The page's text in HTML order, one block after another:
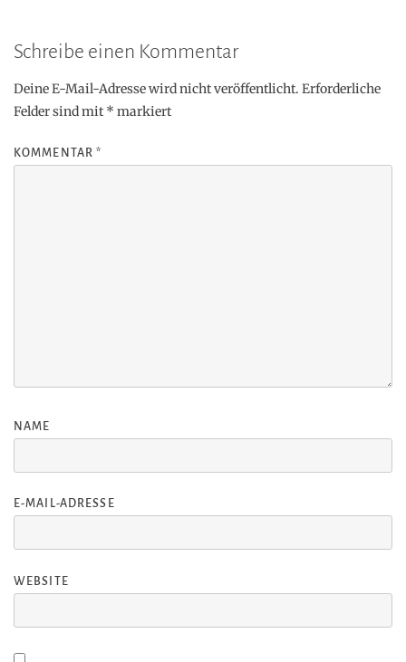
Schreibe einen Kommentar
Deine E-Mail-Adresse wird nicht veröffentlicht. Erforderliche
Felder sind mit * markiert
KOMMENTAR*
NAME
E-MAIL-ADRESSE
WEBSITE